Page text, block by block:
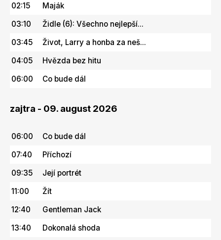
02:15
Maják
03:10
Židle (6): Všechno nejlepší...
03:45
Život, Larry a honba za neš...
04:05
Hvězda bez hitu
06:00
Co bude dál
zajtra - 09. august 2026
06:00
Co bude dál
07:40
Příchozí
09:35
Její portrét
11:00
Žít
12:40
Gentleman Jack
13:40
Dokonalá shoda